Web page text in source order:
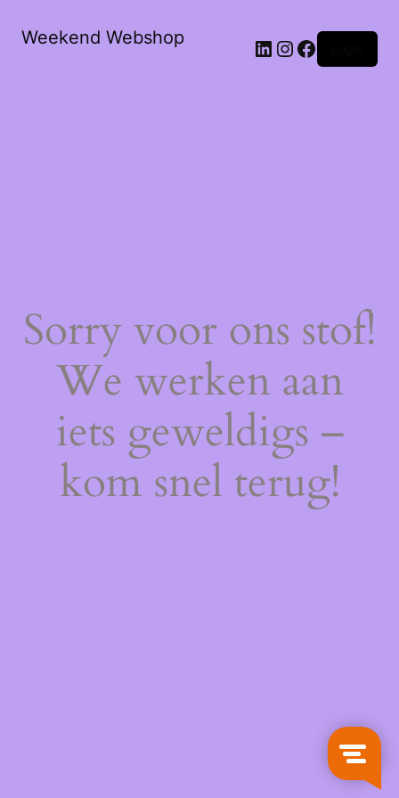
Weekend Webshop LinkedIn
Instagram
Facebook
Sorry voor ons stof!
We werken aan
iets geweldigs –
kom snel terug!